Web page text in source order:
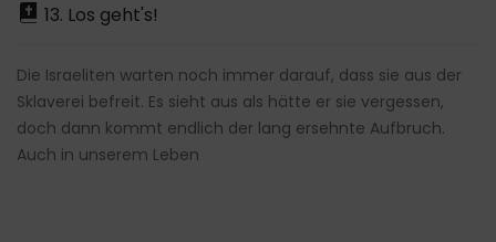
13. Los geht's!
Die Israeliten warten noch immer darauf, dass sie aus der
Sklaverei befreit. Es sieht aus als hätte er sie vergessen,
doch dann kommt endlich der lang ersehnte Aufbruch.
Auch in unserem Leben